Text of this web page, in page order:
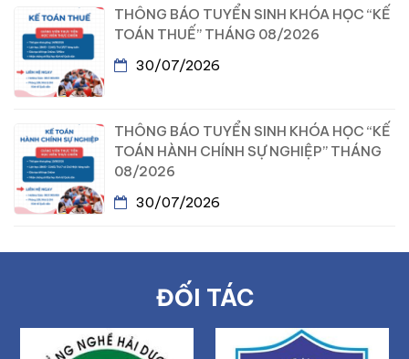
THÔNG BÁO TUYỂN SINH KHÓA HỌC “KẾ
TOÁN THUẾ” THÁNG 08/2026
30/07/2026
THÔNG BÁO TUYỂN SINH KHÓA HỌC “KẾ
TOÁN HÀNH CHÍNH SỰ NGHIỆP” THÁNG
08/2026
30/07/2026
ĐỐI TÁC